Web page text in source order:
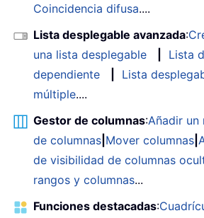
Coincidencia difusa....
Lista desplegable avanzada:
una lista desplegable
Lista
dependiente
Lista
múltiple....
Gestor de columnas:Añadir un
de columnas Mover columnas
de visibilidad de columnas
rangos y columnas...
Funciones destacadas: